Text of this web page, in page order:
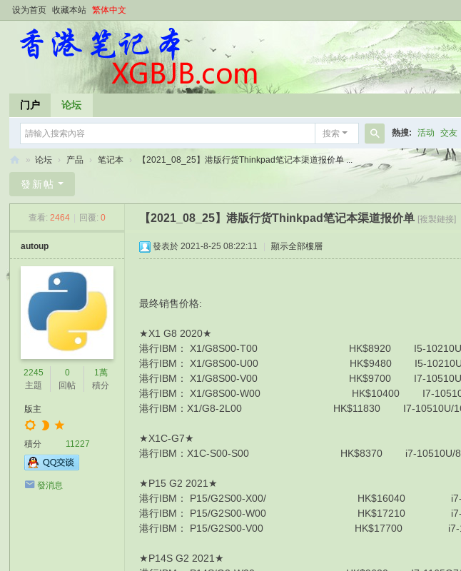
设为首页 收藏本站 繁体中文
门户 论坛
搜索
搜
索
熱搜: 活动 交友
港
记
» 论坛 › 产品 › 笔记本 › 【2021_08_25】港版行货Thinkpad笔记本渠道报价单 ...
發新帖
查看: 2464 回覆: 0 【2021_08_25】港版行货Thinkpad笔记本渠道报价单 [複製鏈接]
autoup
2245
主題
0
回帖
1萬
積分
版主
積分 11227
發消息
發表於 2021-8-25 08:22:11 顯示全部樓層
最终销售价格:
★X1 G8 2020★
港行IBM： X1/G8S00-T00 HK$8920 I5-10210U/16G/
港行IBM： X1/G8S00-U00 HK$9480 I5-10210U/
港行IBM： X1/G8S00-V00 HK$9700 I7-10510U/16G/
港行IBM： X1/G8S00-W00 HK$10400 I7-10510U/
港行IBM：X1/G8-2L00 HK$11830 I7-10510U/16G/1TB
★X1C-G7★
港行IBM：X1C-S00-S00 HK$8370 i7-10510U/8GB/
★P15 G2 2021★
港行IBM： P15/G2S00-X00/ HK$16040 i7-1180H/
港行IBM： P15/G2S00-W00 HK$17210 i7-1180H/
港行IBM： P15/G2S00-V00 HK$17700 i7-1180H/
★P14S G2 2021★